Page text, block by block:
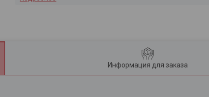
Информация для заказа